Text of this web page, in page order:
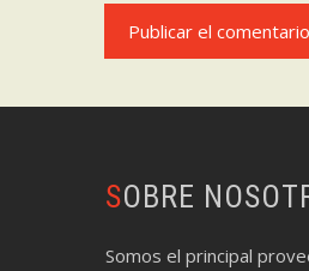
SOBRE
Somos el principal